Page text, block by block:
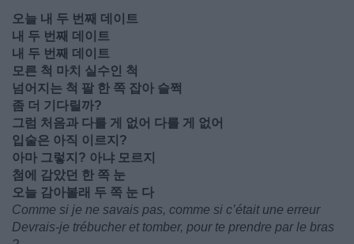
오늘 내 두 번째 데이트
내 두 번째 데이트
내 두 번째 데이트
모른 척 마치 실수인 척
넘어지는 척 팔 한 쪽 잡아 슬쩍
좀 더 기다릴까?
그럼 처음과 다를 게 없어 다를 게 없어
입술은 아직 이르지?
아마 그렇지? 아냐 모르지
첨에 감았던 한 쪽 눈
오늘 감아볼래 두 쪽 눈 다
Comme si je ne savais pas, comme si c’était une erreur
Devrais-je trébucher et tomber, pour te prendre par le bras